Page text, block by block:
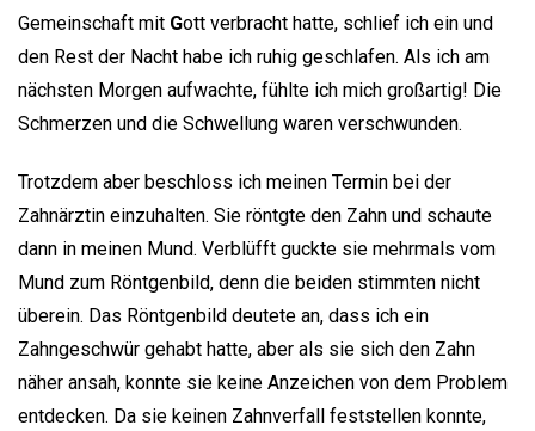
Gemeinschaft mit Gott verbracht hatte, schlief ich ein und
den Rest der Nacht habe ich ruhig geschlafen. Als ich am
nächsten Morgen aufwachte, fühlte ich mich großartig! Die
Schmerzen und die Schwellung waren verschwunden.
Trotzdem aber beschloss ich meinen Termin bei der
Zahnärztin einzuhalten. Sie röntgte den Zahn und schaute
dann in meinen Mund. Verblüfft guckte sie mehrmals vom
Mund zum Röntgenbild, denn die beiden stimmten nicht
überein. Das Röntgenbild deutete an, dass ich ein
Zahngeschwür gehabt hatte, aber als sie sich den Zahn
näher ansah, konnte sie keine Anzeichen von dem Problem
entdecken. Da sie keinen Zahnverfall feststellen konnte,